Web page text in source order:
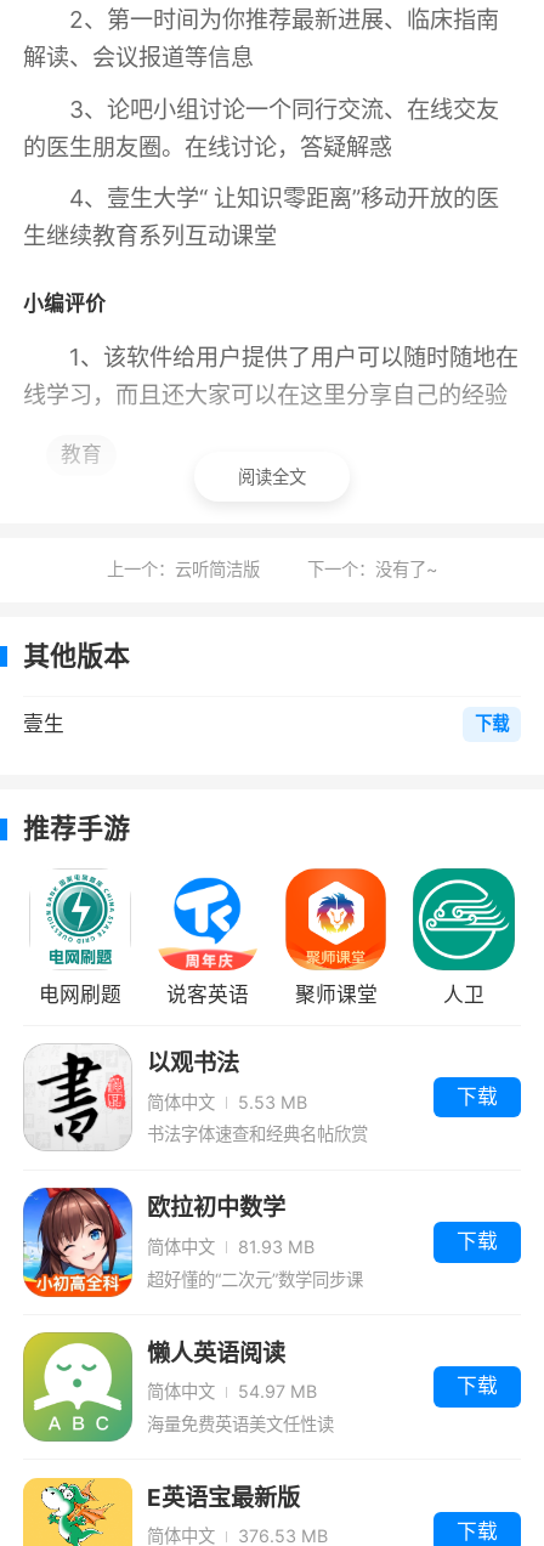
2、第一时间为你推荐最新进展、临床指南
解读、会议报道等信息
3、论吧小组讨论一个同行交流、在线交友
的医生朋友圈。在线讨论，答疑解惑
4、壹生大学“ 让知识零距离”移动开放的医
生继续教育系列互动课堂
小编评价
1、该软件给用户提供了用户可以随时随地在
线学习，而且还大家可以在这里分享自己的经验
习水平
生的学习伴侣！海量精品医学课程全面覆盖十大
前沿医学资讯每日推送，疑难病例分析等等
户进行观看，同时平台上面还有最前沿的医学资
参与
更新日志
【优化】训练营体验优化
教育
阅读全文
上一个：云听简洁版 下一个：没有了~
其他版本
壹生 下载
推荐手游
电网刷题 说客英语 聚师课堂 人卫
以观书法
简体中文
5.53 MB
书法字体速查和经典名帖欣赏
下载
欧拉初中数学
简体中文
81.93 MB
超好懂的“二次元”数学同步课
下载
懒人英语阅读
简体中文
54.97 MB
海量免费英语美文任性读
下载
E英语宝最新版
简体中文 376.53 MB 下载